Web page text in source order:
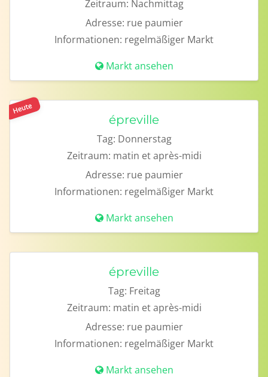
Zeitraum: Nachmittag
Adresse: rue paumier
Informationen: regelmäßiger Markt
Markt ansehen
Heute
épreville
Tag: Donnerstag
Zeitraum: matin et après-midi
Adresse: rue paumier
Informationen: regelmäßiger Markt
Markt ansehen
épreville
Tag: Freitag
Zeitraum: matin et après-midi
Adresse: rue paumier
Informationen: regelmäßiger Markt
Markt ansehen